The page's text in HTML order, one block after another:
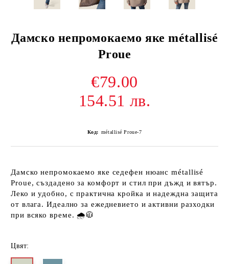
Дамско непромокаемо яке métallisé
Proue
€79.00
154.51 лв.
Код: métallisé Proue-7
Дамско непромокаемо яке седефен нюанс métallisé
Proue, създадено за комфорт и стил при дъжд и вятър.
Леко и удобно, с практична кройка и надеждна защита
от влага. Идеално за ежедневието и активни разходки
при всяко време. 🌧️🧥
Цвят: